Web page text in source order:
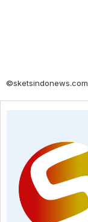
©sketsindonews.com